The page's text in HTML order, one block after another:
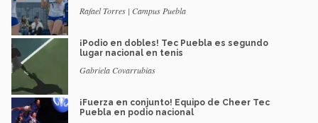
Rafael Torres | Campus Puebla
¡Podio en dobles! Tec Puebla es segundo
lugar nacional en tenis
Gabriela Covarrubias
¡Fuerza en conjunto! Equipo de Cheer Tec
Puebla en podio nacional